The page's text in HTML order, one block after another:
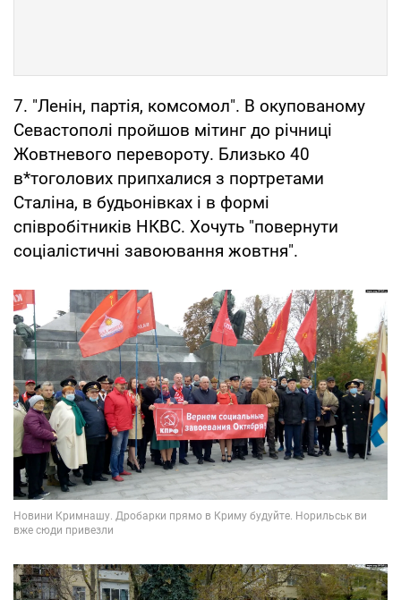
7. "Ленін, партія, комсомол". В окупованому
Севастополі пройшов мітинг до річниці
Жовтневого перевороту. Близько 40
в*тоголових припхалися з портретами
Сталіна, в будьонівках і в формі
співробітників НКВС. Хочуть "повернути
соціалістичні завоювання жовтня".